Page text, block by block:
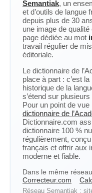
Semantiak, un
et d’outils de langue
depuis plus de 30
une image de
page dédiée au mot
travail régulier de
éditoriale.
Le dictionnaire de
place à part : c’est
historique de la
s’étend sur
Pour un point de
dictionnaire de
Dictionnaire.com
dictionnaire 100 %
régulièrement,
français et offrir aux
moderne et fiable.
Dans le même
Correcteur.com
Réseau Semantiak :